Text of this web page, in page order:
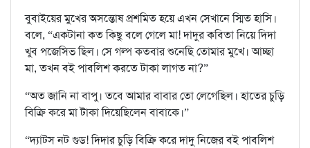
বুবাইয়ের মুখের অসন্তোষ প্রশমিত হয়ে এখন সেখানে স্মিত হাসি।
বলে, “একটানা কত কিছু বলে গেলে মা! দাদুর কবিতা নিয়ে দিদা
খুব পজেসিভ ছিল। সে গল্প কতবার শুনেছি তোমার মুখে। আচ্ছা
মা, তখন বই পাবলিশ করতে টাকা লাগত না?”
“অত জানি না বাপু। তবে আমার বাবার তো লেগেছিল। হাতের চুড়ি
বিক্রি করে মা টাকা দিয়েছিলেন বাবাকে।”
“দ্যাটস নট গুড! দিদার চুড়ি বিক্রি করে দাদু নিজের বই পাবলিশ